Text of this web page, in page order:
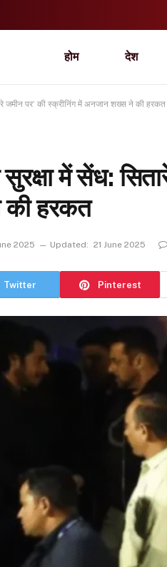
होम देश
जमीन पर’ की स्क्रीनिंग में अनजान शख्स ने की हरकत
में सेंध:
हरकत
2025 Updated: 21 June 2025
Twitter Pinterest